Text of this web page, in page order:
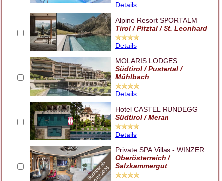
Details
Alpine Resort SPORTALM
Tirol / Pitztal / St. Leonhard
Details
MOLARIS LODGES
Südtirol / Pustertal /
Mühlbach
Details
Hotel CASTEL RUNDEGG
Südtirol / Meran
Details
Private SPA Villas - WINZER
Oberösterreich /
Salzkammergut